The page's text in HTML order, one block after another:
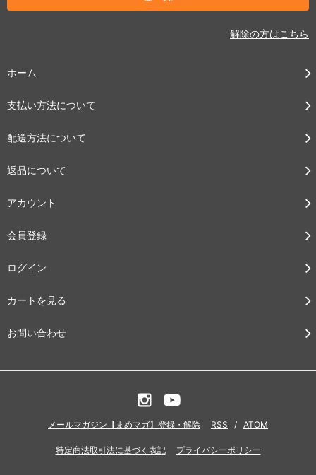
解除の方はこちら
ホーム
支払い方法について
配送方法について
返品について
アカウント
会員登録
ログイン
カートを見る
お問い合わせ
メールマガジン【まめマガ】登録・解除 RSS / ATOM
特定商法取引法に基づく表記 プライバシーポリシー